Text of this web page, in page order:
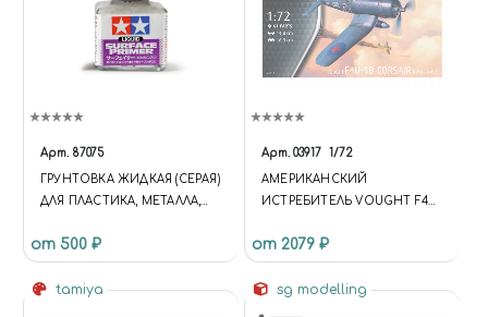
Арт. 87075
ГРУНТОВКА ЖИДКАЯ (СЕРАЯ)
ДЛЯ ПЛАСТИКА, МЕТАЛЛА,
от 500 ₽
Арт. 03917 1/72
АМЕРИКАНСКИЙ
ИСТРЕБИТЕЛЬ VOUGHT F4U-
от 2079 ₽
tamiya sg modelling